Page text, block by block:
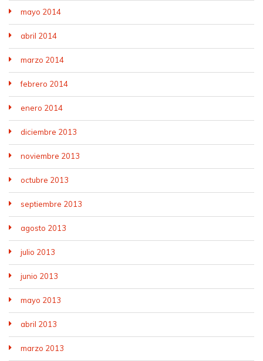
mayo 2014
abril 2014
marzo 2014
febrero 2014
enero 2014
diciembre 2013
noviembre 2013
octubre 2013
septiembre 2013
agosto 2013
julio 2013
junio 2013
mayo 2013
abril 2013
marzo 2013